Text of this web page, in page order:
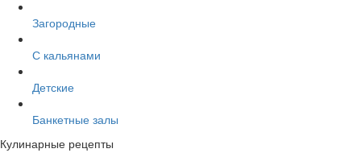
Загородные
С кальянами
Детские
Банкетные залы
Кулинарные рецепты